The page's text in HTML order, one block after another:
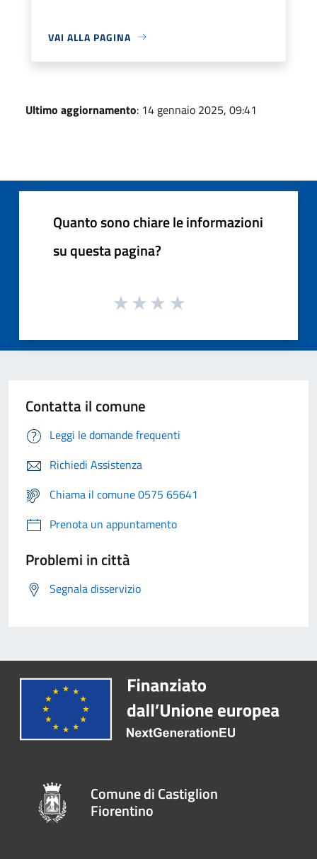
VAI ALLA PAGINA
Ultimo aggiornamento: 14 gennaio 2025, 09:41
Quanto sono chiare le informazioni
su questa pagina?
Contatta il comune
Leggi le domande frequenti
Richiedi Assistenza
Chiama il comune 0575 65641
Prenota un appuntamento
Problemi in città
Segnala disservizio
Comune di Castiglion
Fiorentino